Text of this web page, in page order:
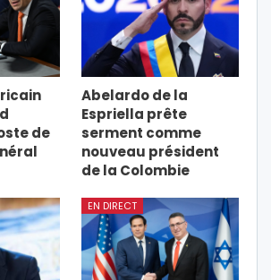
de
Abelardo de la
Espriella prête
serment comme
nouveau président
de la Colombie
EN DIRECT